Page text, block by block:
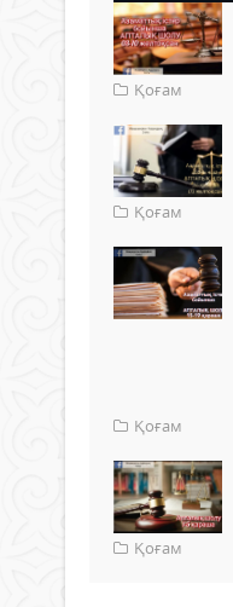
Қоғам
Қоғам
Қоғам
Қоғам